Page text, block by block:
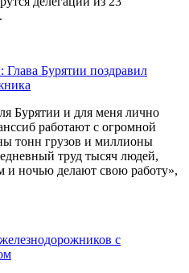
Бурятии поздравил
Бурятии и для меня лично
работают с огромной
тонн грузов и миллионы
труд тысяч людей,
и ночью делают свою работу»,
с